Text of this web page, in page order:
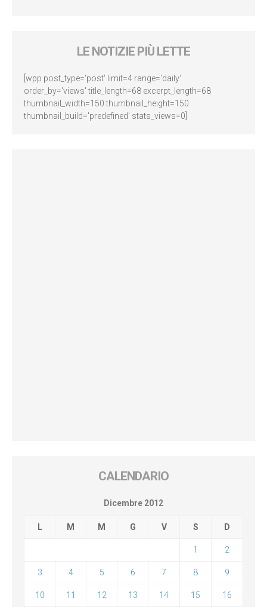
LE NOTIZIE PIÙ LETTE
[wpp post_type='post' limit=4 range='daily'
order_by='views' title_length=68 excerpt_length=68
thumbnail_width=150 thumbnail_height=150
thumbnail_build='predefined' stats_views=0]
CALENDARIO
Dicembre 2012
L M M G V S D
1 2
3 4 5 6 7 8 9
10 11 12 13 14 15 16